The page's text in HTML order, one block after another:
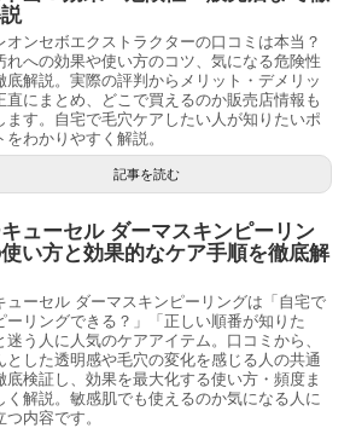
オンセボエクストラクターの口コミは本当？
れへの効果や使い方のコツ、気になる危険性
底解説。実際の評判からメリット・デメリッ
直にまとめ、どこで買えるのか販売店情報も
ます。自宅で毛穴ケアしたい人が知りたいポ
をわかりやすく解説。
記事を読む
キューセル ダーマスキンピーリン
い方と効果的なケア手順を徹底解
ューセル ダーマスキンピーリングは「自宅で
ーリングできる？」「正しい順番が知りた
迷う人に人気のケアアイテム。口コミから、
とした透明感や毛穴の変化を感じる人の共通
底検証し、効果を最大化する使い方・頻度ま
く解説。敏感肌でも使えるのか気になる人に
つ内容です。